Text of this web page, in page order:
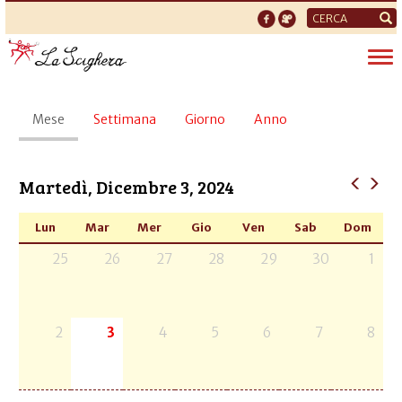
Form
di
ricerca
Schede
primarie
Mese (scheda
attiva)
Settimana Giorno Anno
Martedì, Dicembre 3, 2024
Lun Mar Mer Gio Ven Sab Dom
25 26 27 28 29 30 1
2 3 4 5 6 7 8